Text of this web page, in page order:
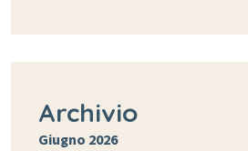
Archivio
Giugno 2026